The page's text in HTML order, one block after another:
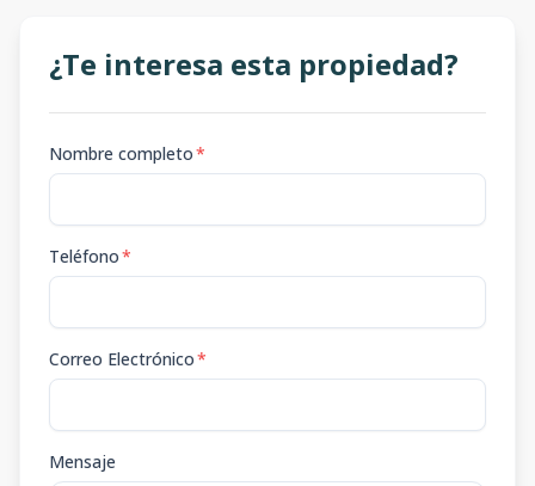
¿Te interesa esta propiedad?
Nombre completo*
Teléfono*
Correo Electrónico*
Mensaje